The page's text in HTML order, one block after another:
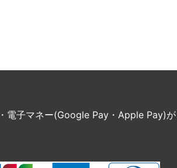
電子マネー(Google Pay・Apple Pay)が